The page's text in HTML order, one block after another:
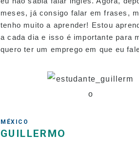
meses, já consigo falar em frases,
tenho muito a aprender! Estou
a cada dia e isso é importante para
quero ter um emprego em que eu
MÉXICO
GUILLERMO